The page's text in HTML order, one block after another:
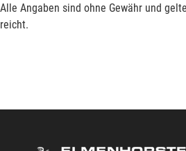
Alle Angaben sind ohne Gewähr und
reicht.